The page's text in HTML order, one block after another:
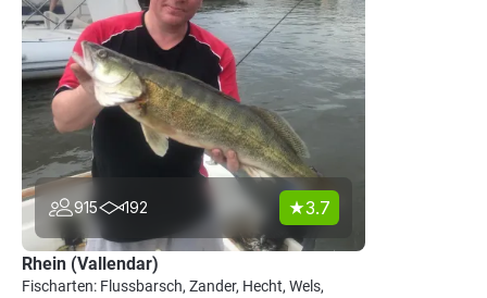
915 192 3.7
Rhein (Vallendar)
Fischarten: Flussbarsch, Zander, Hecht, Wels,